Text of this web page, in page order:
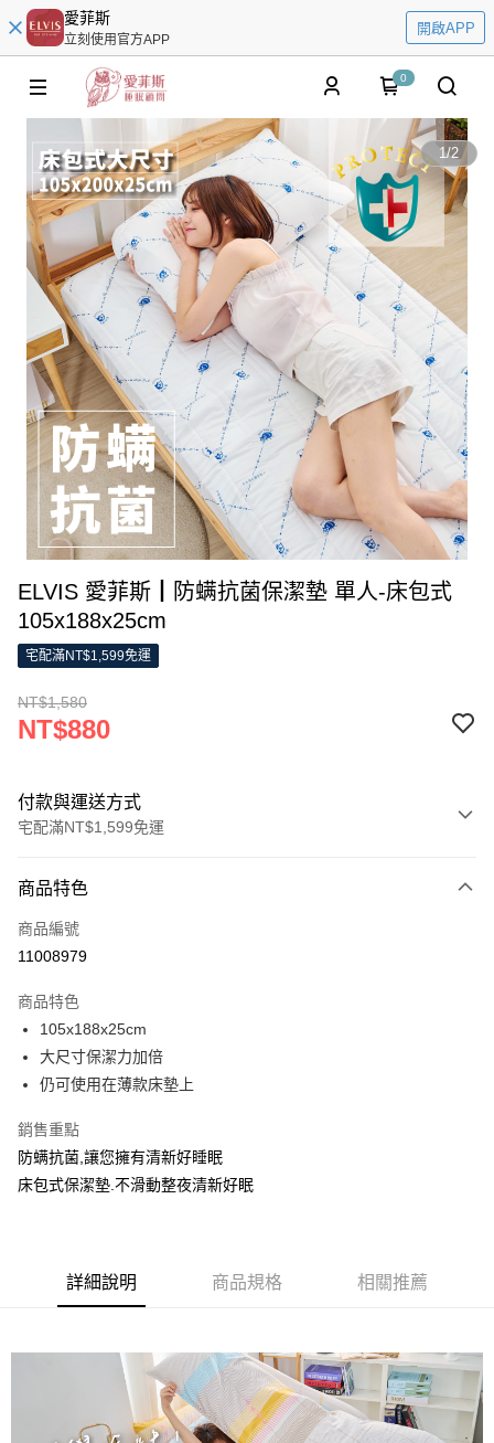
愛菲斯
立刻使用官方APP
開啟APP
0
1/2
ELVIS 愛菲斯┃防螨抗菌保潔墊 單人-床包式
105x188x25cm
宅配滿NT$1,599免運
NT$1,580
NT$880
付款與運送方式
宅配滿NT$1,599免運
信用卡一次付款
LINE Pay
街口支付
悠遊付
運送方式
物流宅配
商品特色
商品編號
11008979
商品特色
105x188x25cm
大尺寸保潔力加倍
仍可使用在薄款床墊上
銷售重點
防螨抗菌,讓您擁有清新好睡眠
床包式保潔墊.不滑動整夜清新好眠
詳細說明 商品規格 相關推薦